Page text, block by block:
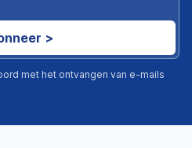
>
met het ontvangen van e-mails